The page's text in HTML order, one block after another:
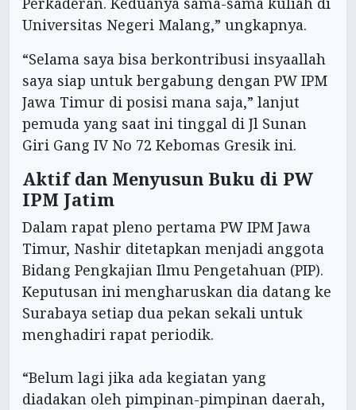
Universitas Negeri Malang,” ungkapnya.
“Selama saya bisa berkontribusi insyaallah
saya siap untuk bergabung dengan PW IPM
Jawa Timur di posisi mana saja,” lanjut
pemuda yang saat ini tinggal di Jl Sunan
Giri Gang IV No 72 Kebomas Gresik ini.
Aktif dan Menyusun Buku di PW
IPM Jatim
Dalam rapat pleno pertama PW IPM Jawa
Timur, Nashir ditetapkan menjadi anggota
Bidang Pengkajian Ilmu Pengetahuan (PIP).
Keputusan ini mengharuskan dia datang ke
Surabaya setiap dua pekan sekali untuk
menghadiri rapat periodik.
“Belum lagi jika ada kegiatan yang
diadakan oleh pimpinan-pimpinan daerah,